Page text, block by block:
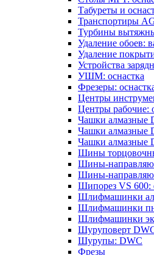
Табуреты и
Транспортиры
Турбины
Удаление обоев:
Удаление
Устройства
УШМ: оснастка
Фрезеры:
Центры
Центры рабочие:
Чашки алмазные
Чашки алмазные
Чашки алмазные
Шины
Шины-
Шины-
Шипорез VS 600:
Шлифмашинки
Шлифмашинки
Шлифмашинки
Шуруповерт
Шурупы: DWC
Фрезы